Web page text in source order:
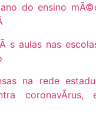
do ensino
s aulas nas
na rede
coronavÃ­rus,